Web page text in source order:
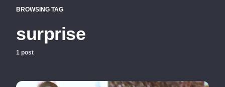
BROWSING TAG
surprise
1 post